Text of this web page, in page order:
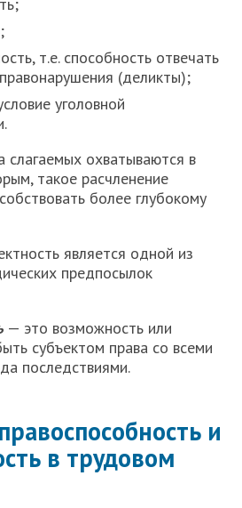
т.е. способность отвечать
(деликты);
уголовной
слагаемых охватываются в
такое расчленение
более глубокому
является одной из
предпосылок
— это возможность или
субъектом права со всеми
последствиями.
и
в трудовом